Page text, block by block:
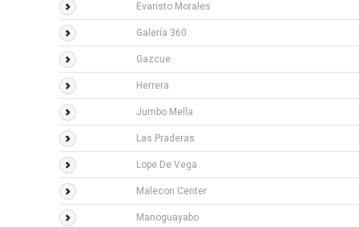
Evaristo Morales
Galería 360
Gazcue
Herrera
Jumbo Mella
Las Praderas
Lope De Vega
Malecon Center
Manoguayabo